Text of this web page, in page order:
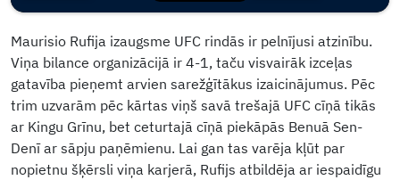
Maurisio Rufija izaugsme UFC rindās ir pelnījusi atzinību.
Viņa bilance organizācijā ir 4-1, taču visvairāk izceļas
gatavība pieņemt arvien sarežģītākus izaicinājumus. Pēc
trim uzvarām pēc kārtas viņš savā trešajā UFC cīņā tikās
ar Kingu Grīnu, bet ceturtajā cīņā piekāpās Benuā Sen-
Denī ar sāpju paņēmienu. Lai gan tas varēja kļūt par
nopietnu šķērsli viņa karjerā, Rufijs atbildēja ar iespaidīgu